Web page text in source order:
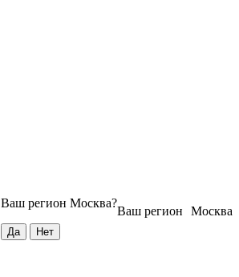
Москва
Ваш регион
Ваш регион Москва?